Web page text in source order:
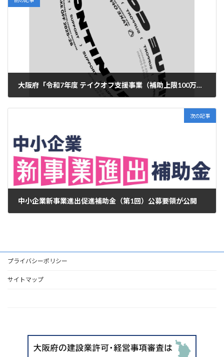
大阪府「令和7年度 テイクオフ支援事業（補助上限100万円）」の受付は、5/26～6/25（建設業・運輸業・宿泊業・飲食業は50万円上乗せあり）
次の記事
中小企業新事業進出促進補助金（第1回）公募要領が公開
プライバシーポリシー
サイトマップ